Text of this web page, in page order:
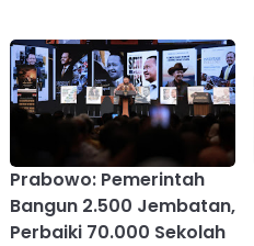
Prabowo: Pemerintah
Bangun 2.500 Jembatan,
Perbaiki 70.000 Sekolah